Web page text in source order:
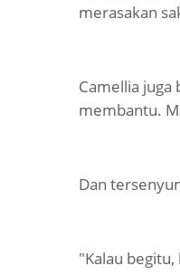
merasakan
Camellia juga
membantu.
Dan
"Kalau